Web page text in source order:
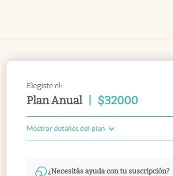
Elegiste el:
Plan Anual $32000
Mostrar detalles del plan
¿Necesitás ayuda con tu suscripción?